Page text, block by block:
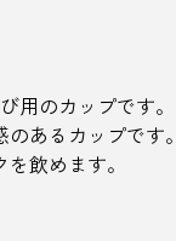
用のカップです。
あるカップです。
飲めます。